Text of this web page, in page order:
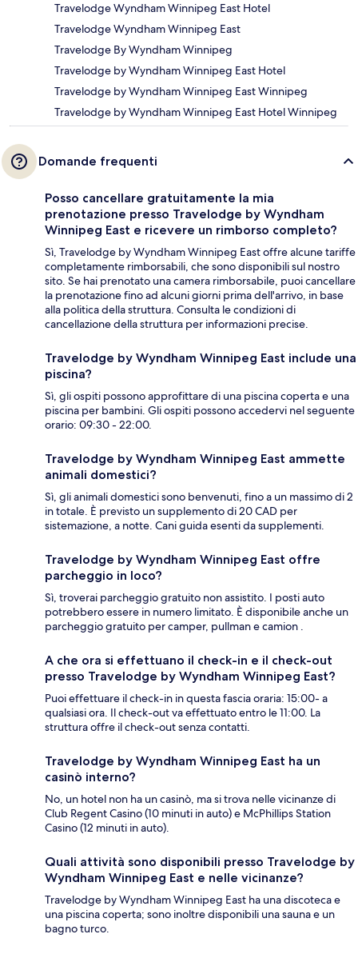
Travelodge Wyndham Winnipeg East Hotel
Travelodge Wyndham Winnipeg East
Travelodge By Wyndham Winnipeg
Travelodge by Wyndham Winnipeg East Hotel
Travelodge by Wyndham Winnipeg East Winnipeg
Travelodge by Wyndham Winnipeg East Hotel Winnipeg
Domande frequenti
Posso cancellare gratuitamente la mia
prenotazione presso Travelodge by Wyndham
Winnipeg East e ricevere un rimborso completo?
Sì, Travelodge by Wyndham Winnipeg East offre alcune tariffe
completamente rimborsabili, che sono disponibili sul nostro
sito. Se hai prenotato una camera rimborsabile, puoi cancellare
la prenotazione fino ad alcuni giorni prima dell'arrivo, in base
alla politica della struttura. Consulta le condizioni di
cancellazione della struttura per informazioni precise.
Travelodge by Wyndham Winnipeg East include una
piscina?
Sì, gli ospiti possono approfittare di una piscina coperta e una
piscina per bambini. Gli ospiti possono accedervi nel seguente
orario: 09:30 - 22:00.
Travelodge by Wyndham Winnipeg East ammette
animali domestici?
Sì, gli animali domestici sono benvenuti, fino a un massimo di 2
in totale. È previsto un supplemento di 20 CAD per
sistemazione, a notte. Cani guida esenti da supplementi.
Travelodge by Wyndham Winnipeg East offre
parcheggio in loco?
Sì, troverai parcheggio gratuito non assistito. I posti auto
potrebbero essere in numero limitato. È disponibile anche un
parcheggio gratuito per camper, pullman e camion .
A che ora si effettuano il check-in e il check-out
presso Travelodge by Wyndham Winnipeg East?
Puoi effettuare il check-in in questa fascia oraria: 15:00- a
qualsiasi ora. Il check-out va effettuato entro le 11:00. La
struttura offre il check-out senza contatti.
Travelodge by Wyndham Winnipeg East ha un
casinò interno?
No, un hotel non ha un casinò, ma si trova nelle vicinanze di
Club Regent Casino (10 minuti in auto) e McPhillips Station
Casino (12 minuti in auto).
Quali attività sono disponibili presso Travelodge by
Wyndham Winnipeg East e nelle vicinanze?
Travelodge by Wyndham Winnipeg East ha una discoteca e
una piscina coperta; sono inoltre disponibili una sauna e un
bagno turco.